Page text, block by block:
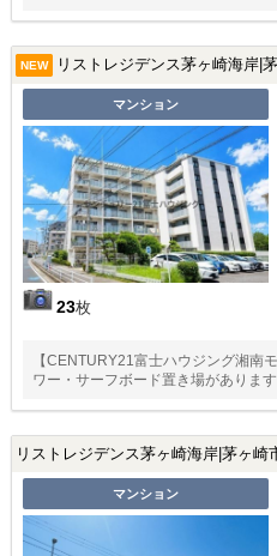
NEW リストレジデンス茅ヶ崎海岸|
マンション
23枚
【CENTURY21富士ハウジング湘南
ワー・サーフボード置き場がありま
リストレジデンス茅ヶ崎海岸|茅ヶ崎
マンション